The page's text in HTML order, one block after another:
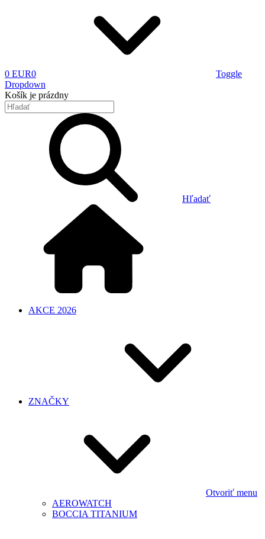
0 EUR0
Toggle
Dropdown
Košík je prázdny
Hľadať
AKCE 2026
ZNAČKY
Otvoriť menu
AEROWATCH
BOCCIA TITANIUM